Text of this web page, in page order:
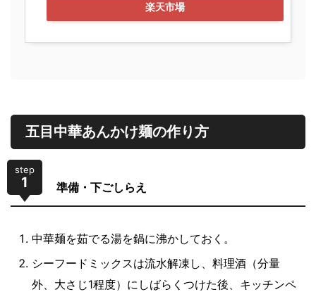
楽天市場
五目中華あんかけ麺の作り方
step
1 準備・下ごしらえ
中華麺を茹でる湯を鍋に沸かしておく。
シーフードミックスは流水解凍し、料理酒（分量
外、大さじ1程度）にしばらくつけた後、キッチンペ